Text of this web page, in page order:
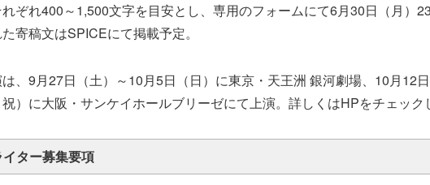
れぞれ400～1,500文字を目安とし、専用のフォームにて6月30日（月）
寄稿文はSPICEにて掲載予定。
、9月27日（土）～10月5日（日）に東京・天王洲 銀河劇場、10月12
祝）に大阪・サンケイホールブリーゼにて上演。詳しくはHPをチェック
イター募集要項